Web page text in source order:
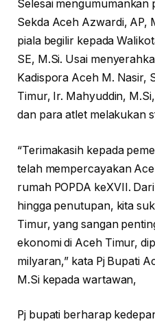
Selesai mengumumankan
Sekda Aceh Azwardi, AP,
piala begilir kepada
SE, M.Si. Usai
Kadispora Aceh M. Nasir,
Timur, Ir. Mahyuddin,
dan para atlet
“Terimakasih kepada
telah mempercayakan
rumah POPDA keXVII.
hingga penutupan, kita
Timur, yang sangan
ekonomi di Aceh Timur,
milyaran,” kata Pj Bupati
M.Si kepada
Pj bupati berharap